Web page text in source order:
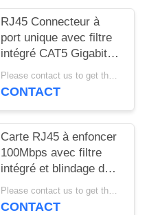
RJ45 Connecteur à
port unique avec filtre
intégré CAT5 Gigabit
haut élastique avec
lumière LED
Please contact us to get the latest price. MOQ:1 pièce
CONTACT
Carte RJ45 à enfoncer
100Mbps avec filtre
intégré et blindage de
bande lumineuse
Please contact us to get the latest price. MOQ:1 pièce
CONTACT